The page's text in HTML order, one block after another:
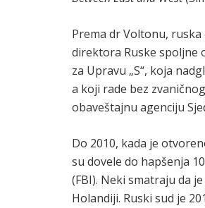
Prema dr Voltonu,
direktora Ruske spoljne
za Upravu „S“, koja
a koji rade bez
obaveštajnu agenciju
Do 2010, kada je
su dovele do hapšenja
(FBI). Neki smatraju da
Holandiji. Ruski sud je